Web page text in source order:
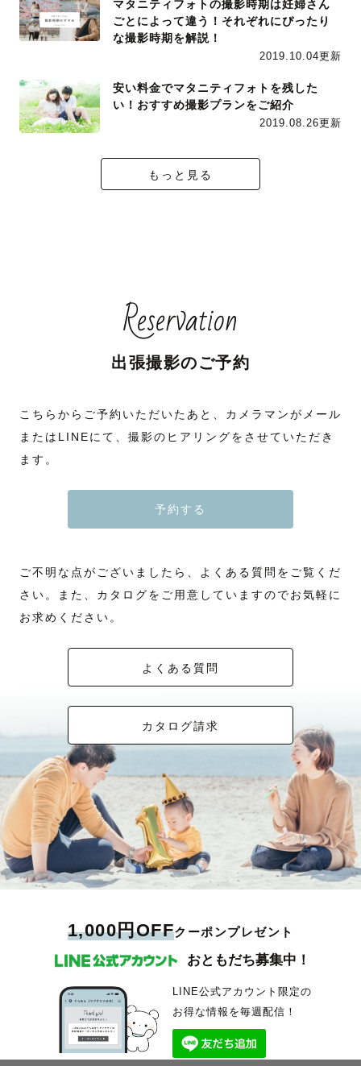
マタニティフォトの撮影時期は妊婦さん
ごとによって違う！それぞれにぴったり
な撮影時期を解説！
2019.10.04更新
安い料金でマタニティフォトを残した
い！おすすめ撮影プランをご紹介
2019.08.26更新
もっと見る
Reservation
出張撮影のご予約
こちらからご予約いただいたあと、カメラマンがメール
またはLINEにて、撮影のヒアリングをさせていただき
ます。
予約する
ご不明な点がございましたら、よくある質問をご覧くだ
さい。また、カタログをご用意していますのでお気軽に
お求めください。
よくある質問
カタログ請求
1,000円OFFクーポンプレゼント
おともだち募集中！
LINE公式アカウント限定の
お得な情報を毎週配信！